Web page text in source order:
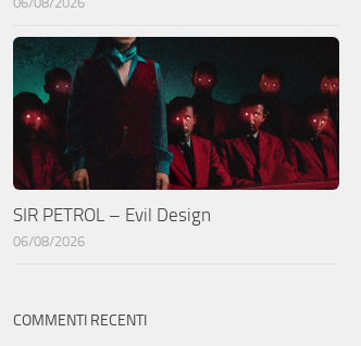
SIR PETROL – Evil Design
06/08/2026
COMMENTI RECENTI